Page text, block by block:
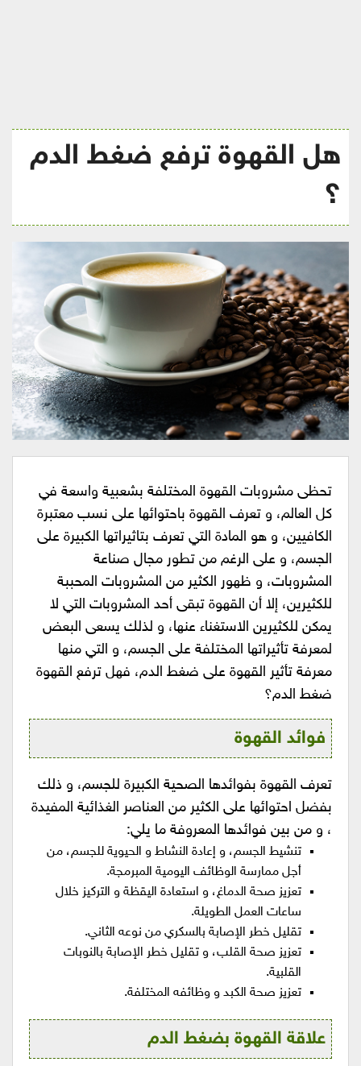
هل القهوة ترفع ضغط الدم
؟
تحظى مشروبات القهوة المختلفة بشعبية واسعة في
كل العالم، و تعرف القهوة باحتوائها على نسب معتبرة
الكافيين، و هو المادة التي تعرف بتاثيراتها الكبيرة على
الجسم، و على الرغم من تطور مجال صناعة
المشروبات، و ظهور الكثير من المشروبات المحببة
للكثيرين، إلا أن القهوة تبقى أحد المشروبات التي لا
يمكن للكثيرين الاستغناء عنها، و لذلك يسعى البعض
لمعرفة تأثيراتها المختلفة على الجسم، و التي منها
معرفة تأثير القهوة على ضغط الدم، فهل ترفع القهوة
ضغط الدم؟
فوائد القهوة
تعرف القهوة بفوائدها الصحية الكبيرة للجسم، و ذلك
بفضل احتوائها على الكثير من العناصر الغذائية المفيدة
، و من بين فوائدها المعروفة ما يلي:
تنشيط الجسم، و إعادة النشاط و الحيوية للجسم، من
أجل ممارسة الوظائف اليومية المبرمجة.
تعزيز صحة الدماغ، و استعادة اليقظة و التركيز خلال
ساعات العمل الطويلة.
تقليل خطر الإصابة بالسكري من نوعه الثاني.
تعزيز صحة القلب، و تقليل خطر الإصابة بالنوبات
القلبية.
تعزيز صحة الكبد و وظائفه المختلفة.
علاقة القهوة بضغط الدم